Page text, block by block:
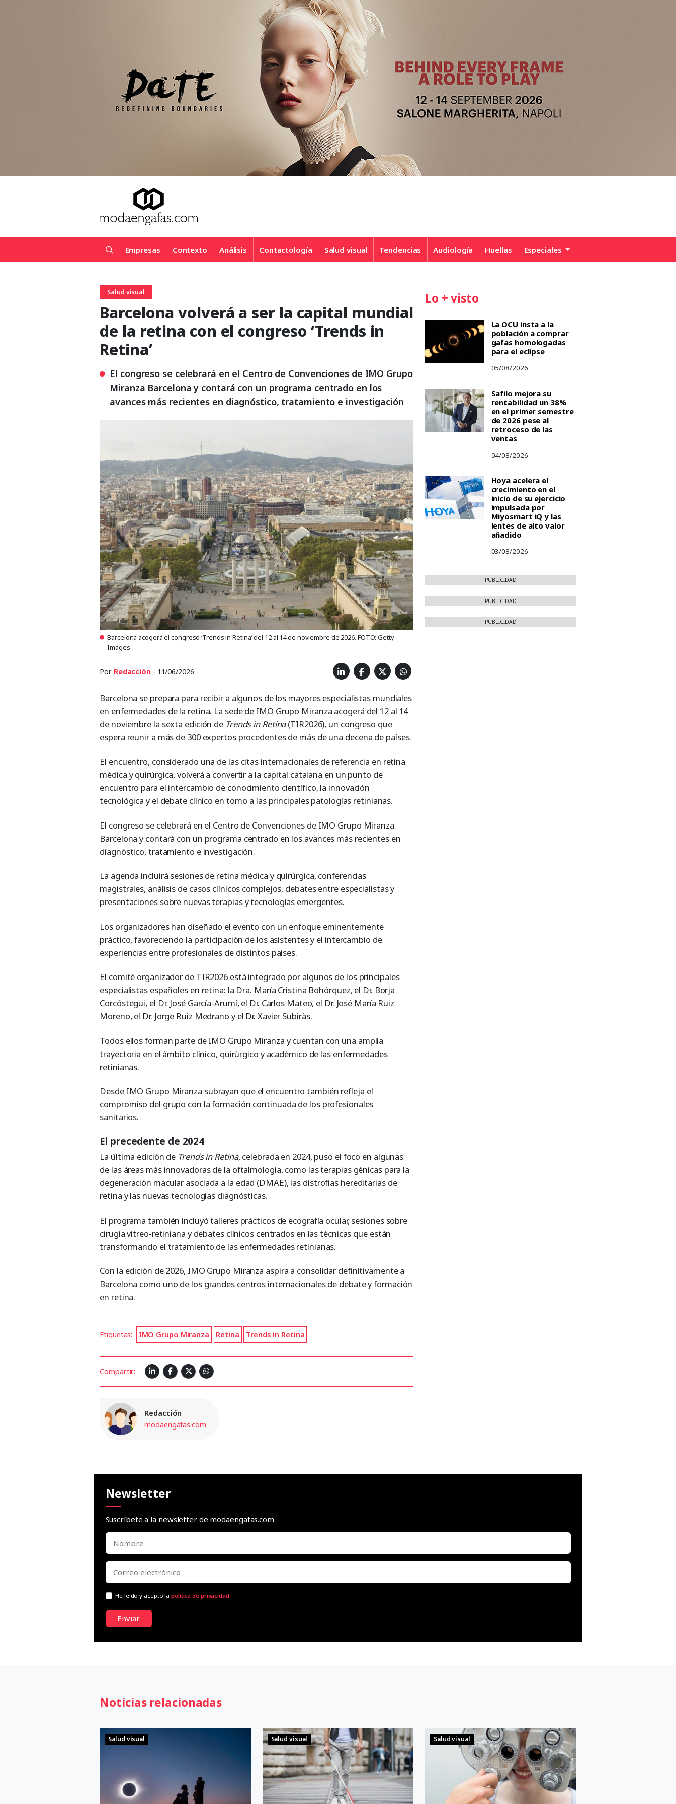
Empresas Contexto Análisis Contactología Salud visual Tendencias Audiología Huellas Especiales
Salud visual
Barcelona volverá a ser la capital mundial
de la retina con el congreso ‘Trends in
Retina’
El congreso se celebrará en el Centro de Convenciones de IMO Grupo
Miranza Barcelona y contará con un programa centrado en los
avances más recientes en diagnóstico, tratamiento e investigación
Barcelona acogerá el congreso ‘Trends in Retina’ del 12 al 14 de noviembre de 2026. FOTO: Getty
Images
Por Redacción- 11/06/2026
Barcelona se prepara para recibir a algunos de los mayores especialistas mundiales
en enfermedades de la retina. La sede de IMO Grupo Miranza acogerá del 12 al 14
de noviembre la sexta edición de Trends in Retina(TIR2026), un congreso que
espera reunir a más de 300 expertos procedentes de más de una decena de países.
El encuentro, considerado una de las citas internacionales de referencia en retina
médica y quirúrgica, volverá a convertir a la capital catalana en un punto de
encuentro para el intercambio de conocimiento científico, la innovación
tecnológica y el debate clínico en torno a las principales patologías retinianas.
El congreso se celebrará en el Centro de Convenciones de IMO Grupo Miranza
Barcelona y contará con un programa centrado en los avances más recientes en
diagnóstico, tratamiento e investigación.
La agenda incluirá sesiones de retina médica y quirúrgica, conferencias
magistrales, análisis de casos clínicos complejos, debates entre especialistas y
presentaciones sobre nuevas terapias y tecnologías emergentes.
Los organizadores han diseñado el evento con un enfoque eminentemente
práctico, favoreciendo la participación de los asistentes y el intercambio de
experiencias entre profesionales de distintos países.
El comité organizador de TIR2026 está integrado por algunos de los principales
especialistas españoles en retina: la Dra. María Cristina Bohórquez, el Dr. Borja
Corcóstegui, el Dr. José García-Arumí, el Dr. Carlos Mateo, el Dr. José María Ruiz
Moreno, el Dr. Jorge Ruiz Medrano y el Dr. Xavier Subiràs.
Todos ellos forman parte de IMO Grupo Miranza y cuentan con una amplia
trayectoria en el ámbito clínico, quirúrgico y académico de las enfermedades
retinianas.
Desde IMO Grupo Miranza subrayan que el encuentro también refleja el
compromiso del grupo con la formación continuada de los profesionales
sanitarios.
El precedente de 2024
La última edición de Trends in Retina, celebrada en 2024, puso el foco en algunas
de las áreas más innovadoras de la oftalmología, como las terapias génicas para la
degeneración macular asociada a la edad (DMAE), las distrofias hereditarias de
retina y las nuevas tecnologías diagnósticas.
El programa también incluyó talleres prácticos de ecografía ocular, sesiones sobre
cirugía vítreo-retiniana y debates clínicos centrados en las técnicas que están
transformando el tratamiento de las enfermedades retinianas.
Con la edición de 2026, IMO Grupo Miranza aspira a consolidar definitivamente a
Barcelona como uno de los grandes centros internacionales de debate y formación
en retina.
Etiquetas: IMO Grupo Miranza Retina Trends in Retina
Compartir:
Redacción
modaengafas.com
Lo + visto
La OCU insta a la
población a comprar
gafas homologadas
para el eclipse
05/08/2026
Safilo mejora su
rentabilidad un 38%
en el primer semestre
de 2026 pese al
retroceso de las
ventas
04/08/2026
Hoya acelera el
crecimiento en el
inicio de su ejercicio
impulsada por
Miyosmart iQ y las
lentes de alto valor
añadido
03/08/2026
PUBLICIDAD
PUBLICIDAD
PUBLICIDAD
Newsletter
Suscríbete a la newsletter de modaengafas.com
He leído y acepto lapolítica de privacidad.
Enviar
Noticias relacionadas
Salud visual Salud visual Salud visual